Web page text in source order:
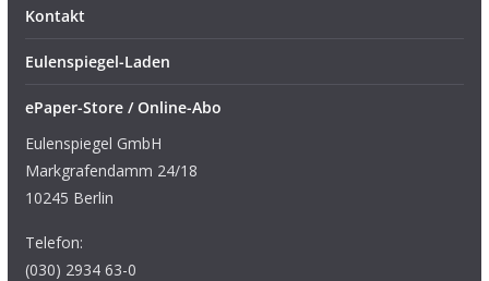
Kontakt
Eulenspiegel-Laden
ePaper-Store / Online-Abo
Eulenspiegel GmbH
Markgrafendamm 24/18
10245 Berlin
Telefon:
(030) 2934 63-0